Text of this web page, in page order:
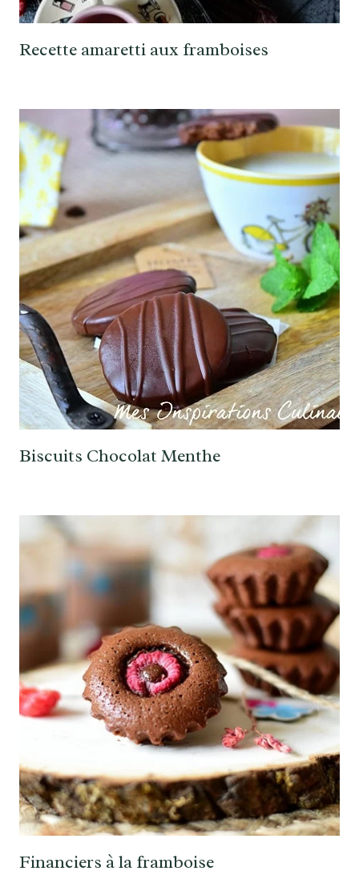
Recette amaretti aux framboises
Biscuits Chocolat Menthe
Financiers à la framboise